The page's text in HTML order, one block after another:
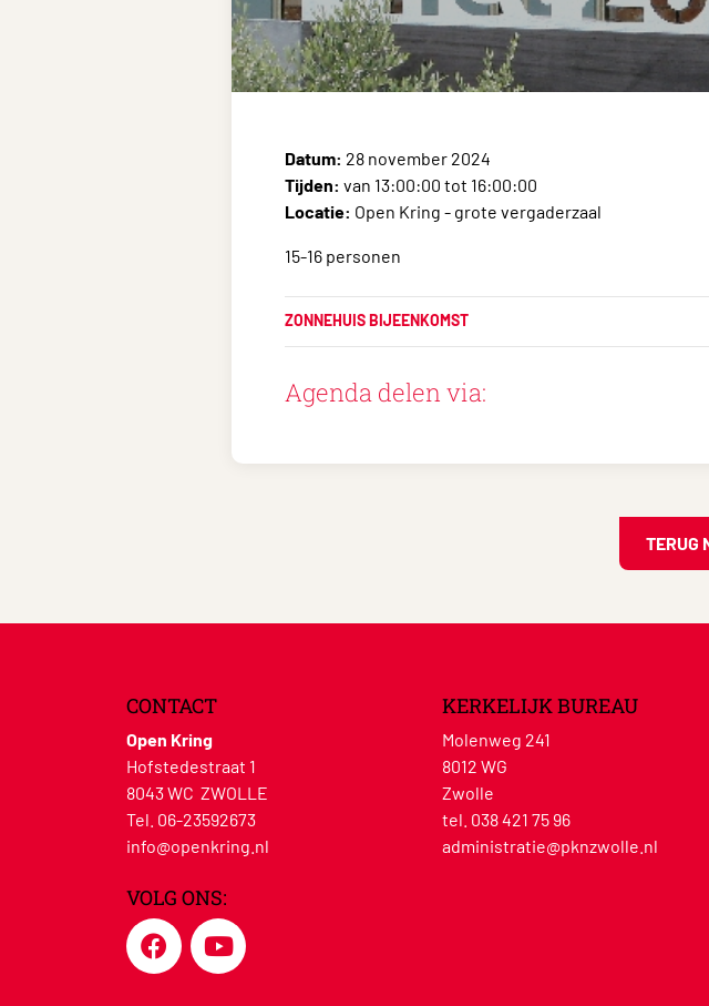
Datum: 28 november 2024
Tijden: van 13:00:00 tot 16:00:00
Locatie: Open Kring - grote vergaderzaal
15-16 personen
ZONNEHUIS BIJEENKOMST
Agenda delen via:
TERUG
CONTACT
Open Kring
Hofstedestraat 1
8043 WC ZWOLLE
Tel. 06-23592673
info@openkring.nl
VOLG ONS:
KERKELIJK BUREAU
Molenweg 241
8012 WG
Zwolle
tel. 038 421 75 96
administratie@pknzwolle.nl